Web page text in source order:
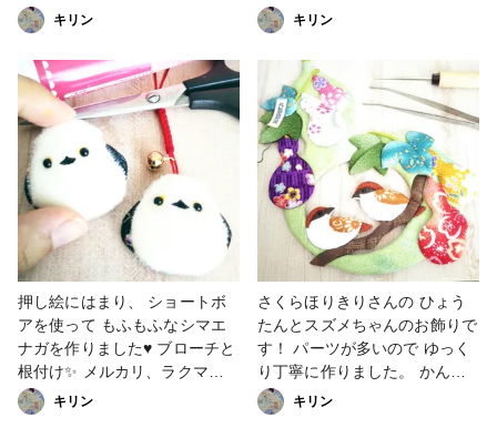
て、美しい子が多くて 作りが
いがあります✨✨✨ ちりめんに
グラデーションをつけて、 立
体的にしました❗️ さくらほりき
りさんの きっとで押し絵に出
会ってから、 すごい勢いで進
化中(笑) 押し絵、 好きなんで
しょうね…www こちらはラク
マで販売しています(^^) #押し
絵 #押絵 #ちりめん #ヒッポグ
リフ #幻獣 #ゆめかわ #ハガキ
入れ #小物入れ
キリン
難しかった…！ #ストラップ #
ちりめん #ちりめん細工 #押し
絵 #馬 #馬好き #ペガサス #幻
キリン
押し絵にはまり、 ショートボ
アを使って もふもふなシマエ
ナガを作りました♥️ ブローチと
根付け✨ メルカリ、ラクマに
て販売中。 #販売中 #押し絵 #
押絵 #根付け #根付 #ストラッ
キリン
さくらほりきりさんの ひょう
たんとスズメちゃんのお飾りで
す！ パーツが多いので ゆっく
り丁寧に作りました。 かんわ
いい～～～♥️♥️♥️ #ファンれぽ_
さくらほりきり #すずめ #スズ
キリン